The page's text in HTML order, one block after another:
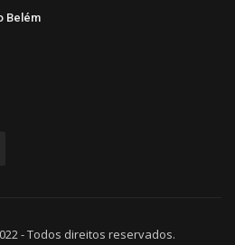
Belém
- Todos direitos reservados.